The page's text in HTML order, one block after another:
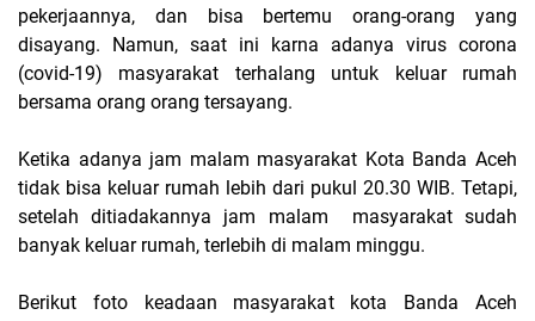
pekerjaannya, dan bisa bertemu orang-orang yang
disayang. Namun, saat ini karna adanya virus corona
(covid-19) masyarakat terhalang untuk keluar rumah
bersama orang orang tersayang.
Ketika adanya jam malam masyarakat Kota Banda Aceh
tidak bisa keluar rumah lebih dari pukul 20.30 WIB. Tetapi,
setelah ditiadakannya jam malam masyarakat sudah
banyak keluar rumah, terlebih di malam minggu.
Berikut foto keadaan masyarakat kota Banda Aceh